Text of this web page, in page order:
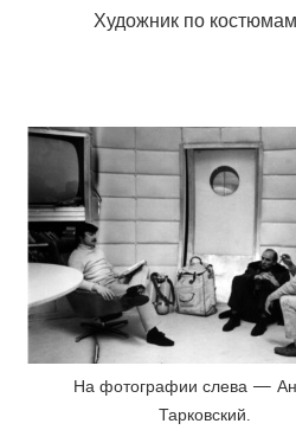
Художник по
На фотографии слева —
Тарковский.